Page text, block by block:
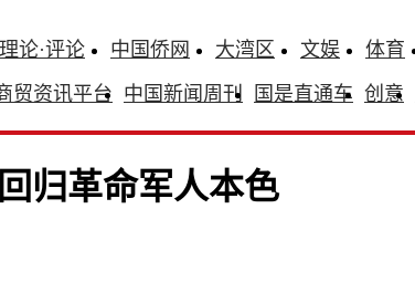
理论·评论 中国侨网 大湾区 文娱 体育
贸资讯平台 中国新闻周刊 国是直通车 创意
归革命军人本色